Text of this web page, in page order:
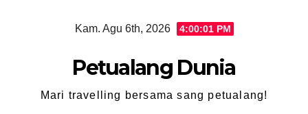
Kam. Agu 6th, 2026 4:00:02 PM
Petualang Dunia
Mari travelling bersama sang petualang!